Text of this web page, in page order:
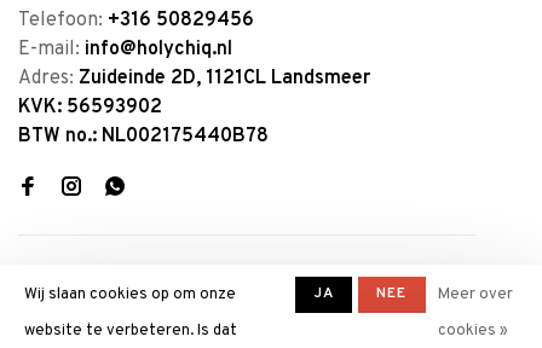
Telefoon: +316 50829456
E-mail: info@holychiq.nl
Adres: Zuideinde 2D, 1121CL Landsmeer
KVK: 56593902
BTW no.: NL002175440B78
Wij slaan cookies op om onze
website te verbeteren. Is dat
JA NEE
Meer over
cookies »